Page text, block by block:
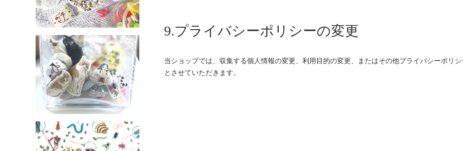
9.プライバシーポリシーの変更
当ショップでは、収集する個人情報の変更、利用目的の変更、またはその他プライバシーポリ
とさせていただきます。